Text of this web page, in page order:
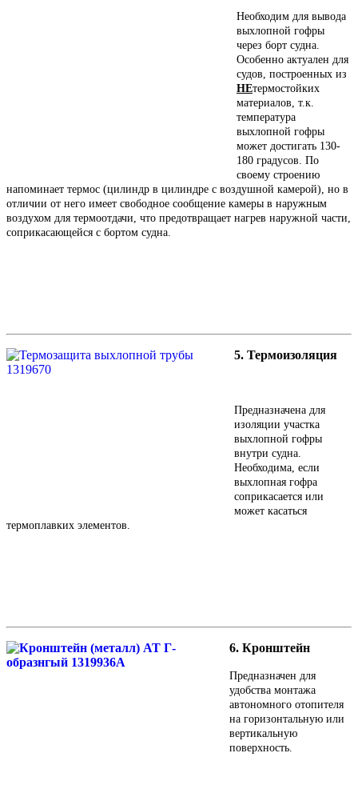
Необходим для вывода
выхлопной гофры
через борт судна.
Особенно актуален для
судов, построенных из
НЕтермостойких
материалов, т.к.
температура
выхлопной гофры
может достигать 130-
180 градусов. По
своему строению
напоминает термос (цилиндр в цилиндре с воздушной камерой), но в
отличии от него имеет свободное сообщение камеры в наружным
воздухом для термоотдачи, что предотвращает нагрев наружной части,
соприкасающейся с бортом судна.
5. Термоизоляция
Предназначена для
изоляции участка
выхлопной гофры
внутри судна.
Необходима, если
выхлопная гофра
соприкасается или
может касаться
термоплавких элементов.
6. Кронштейн
Предназначен для
удобства монтажа
автономного отопителя
на горизонтальную или
вертикальную
поверхность.